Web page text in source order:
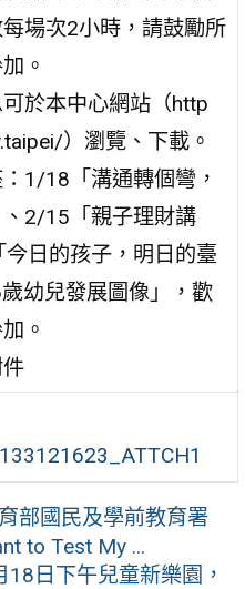
每場次2小時，請鼓勵所
。
於本中心網站（http
）瀏覽、下載。
1/18「溝通轉個彎，
2/15「親子理財講
日的孩子，明日的臺
幼兒發展圖像」，歡
。
部國民及學前教育署
to Test My ...
18日下午兒童新樂園，